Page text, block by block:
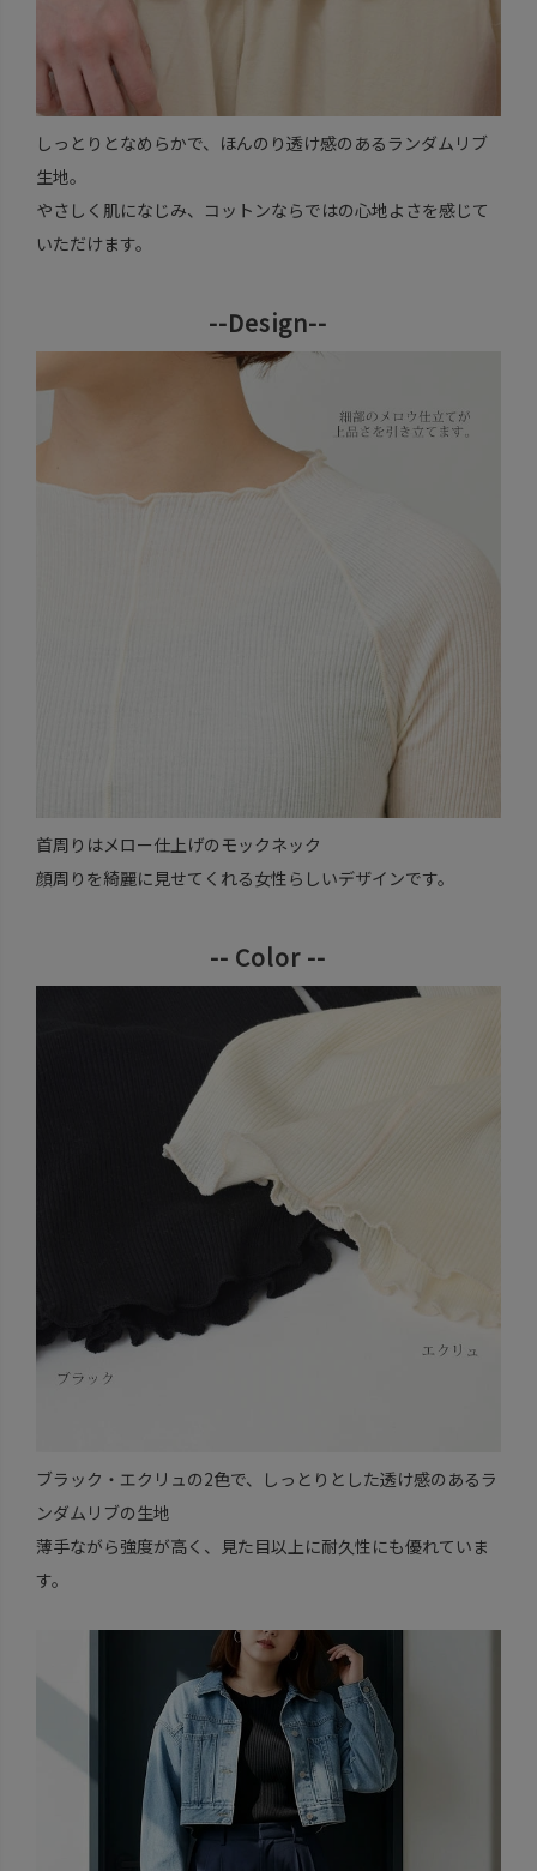
しっとりとなめらかで、ほんのり透け感のあるランダムリブ
生地。
やさしく肌になじみ、コットンならではの心地よさを感じて
いただけます。
--Design--
首周りはメロー仕上げのモックネック
顔周りを綺麗に見せてくれる女性らしいデザインです。
-- Color --
ブラック・エクリュの2色で、しっとりとした透け感のあるラ
ンダムリブの生地
薄手ながら強度が高く、見た目以上に耐久性にも優れていま
す。